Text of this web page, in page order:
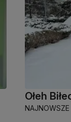
Ołeh
NAJNOWSZE